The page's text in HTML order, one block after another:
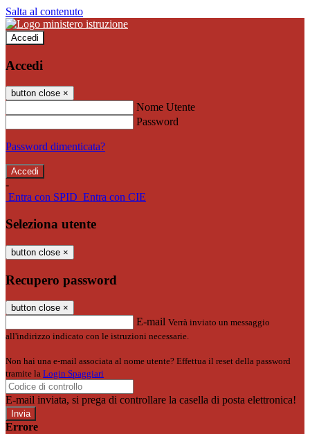
Salta al contenuto
Accedi
Accedi
button close ×
Nome Utente
Password
Password dimenticata?
-
Entra con SPID Entra con CIE
Seleziona utente
button close ×
Recupero password
button close ×
E-mail Verrà inviato un messaggio
all'indirizzo indicato con le istruzioni necessarie.
Non hai una e-mail associata al nome utente? Effettua il reset della password
tramite la Login Spaggiari
E-mail inviata, si prega di controllare la casella di posta elettronica!
Errore